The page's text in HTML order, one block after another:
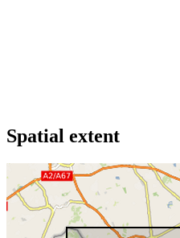
Spatial extent